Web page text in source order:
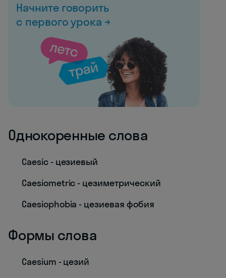
Начните говорить
с первого урока →
Однокоренные слова
Caesic - цезиевый
Caesiometric - цезиметрический
Caesiophobia - цезиевая фобия
Формы слова
Caesium - цезий